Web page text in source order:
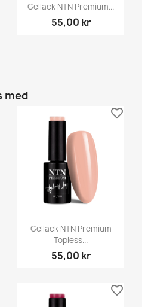
Gellack NTN Premium...
55,00 kr
med
Gellack NTN Premium
Topless...
55,00 kr
favorite_border
favorite_border